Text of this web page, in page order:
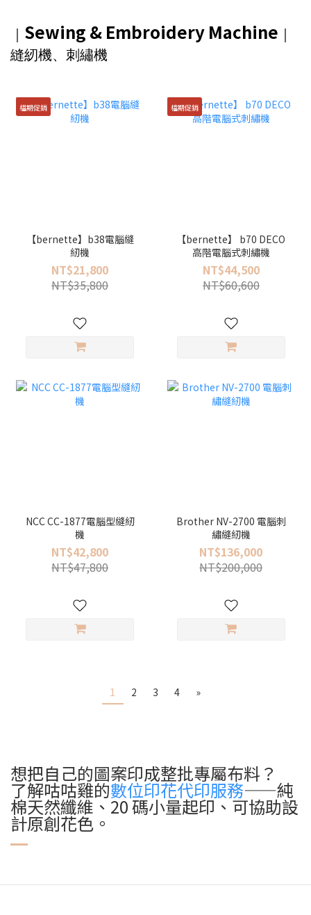
｜ Sewing & Embroidery Machine ｜
縫紉機、刺繡機
檔期促銷
【bernette】b38電腦縫
紉機
NT$21,800
NT$35,800
檔期促銷
【bernette】 b70 DECO
高階電腦式刺繡機
NT$44,500
NT$60,600
NCC CC-1877電腦型縫紉
機
NT$42,800
NT$47,800
Brother NV-2700 電腦刺
繡縫紉機
NT$136,000
NT$200,000
1 2 3 4 »
想把自己的圖案印成整批專屬布料？
了解咕咕雞的數位印花代印服務——純
棉天然纖維、20 碼小量起印、可協助設
計原創花色。